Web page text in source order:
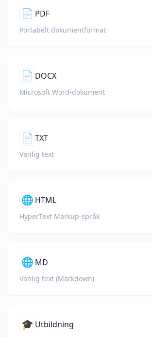
📄 PDF
Portabelt dokumentformat
📄 DOCX
Microsoft Word-dokument
📄 TXT
Vanlig text
🌐 HTML
HyperText Markup-språk
🌐 MD
Vanlig text (Markdown)
🎓 Utbildning